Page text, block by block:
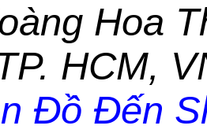
Hoa
HCM,
Đồ Đến